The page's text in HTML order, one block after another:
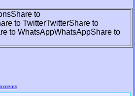
Share to
to TwitterTwitterShare to
to WhatsAppWhatsAppShare to